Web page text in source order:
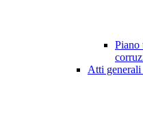
Piano
Atti generali